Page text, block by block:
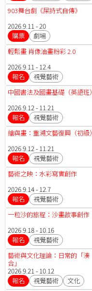
903舞台劇《屎詩式自傳》
2026.9.11 - 20
購票
劇場
輕鬆畫 肖像油畫粉彩 2.0
2026.9.11 - 12.4
報名
視覺藝術
中國書法及國畫基礎（英語班）
2026.9.12 - 11.21
報名
視覺藝術
繪與畫：重溯文藝復興（初級）
2026.9.12 - 11.21
報名
視覺藝術
藝術之映：水彩寫實創作
2026.9.14 - 12.7
報名
視覺藝術
一粒沙的旅程：沙畫故事創作
2026.9.18 - 10.16
報名
視覺藝術
藝術與文化理論：日常的「湊
合」
2026.9.21 - 10.12
報名
視覺藝術 文化